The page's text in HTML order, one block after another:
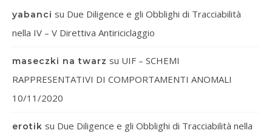
yabanci su Due Diligence e gli Obblighi di Tracciabilità
nella IV – V Direttiva Antiriciclaggio
maseczki na twarz su UIF – SCHEMI
RAPPRESENTATIVI DI COMPORTAMENTI ANOMALI
10/11/2020
erotik su Due Diligence e gli Obblighi di Tracciabilità nella